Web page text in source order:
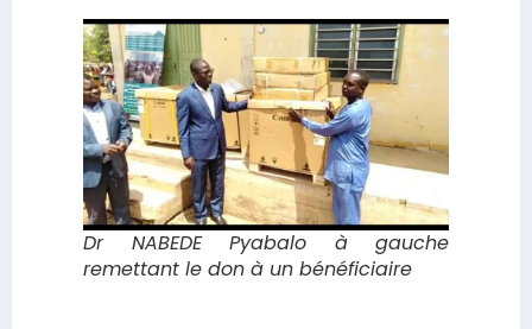
Dr NABEDE Pyabalo à gauche
remettant le don à un bénéficiaire